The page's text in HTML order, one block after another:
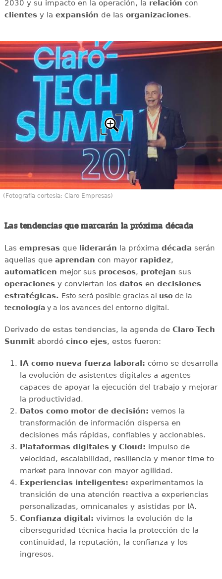
2030 y su impacto en la operación, la relación con
clientesy la expansión de las organizaciones.
(Fotografía cortesía: Claro Empresas)
Las tendencias que marcarán la próxima década
Las empresasqueliderarán la próxima década serán
aquellas queaprendan con mayor rapidez,
automaticen mejor sus procesos, protejan sus
operacionesy conviertan los datosen decisiones
estratégicas. Esto será posible gracias al uso de la
tecnologíay a los avances del entorno digital.
Derivado de estas tendencias, la agenda de Claro Tech
Sunmitabordó cinco ejes, estos fueron:
IA como nueva fuerza laboral: cómo se desarrolla
la evolución de asistentes digitales a agentes
capaces de apoyar la ejecución del trabajo y mejorar
la productividad.
Datos como motor de decisión: vemos la
transformación de información dispersa en
decisiones más rápidas, confiables y accionables.
Plataformas digitales y Cloud: impulso de
velocidad, escalabilidad, resiliencia y menor time-to-
market para innovar con mayor agilidad.
Experiencias inteligentes: experimentamos la
transición de una atención reactiva a experiencias
personalizadas, omnicanales y asistidas por IA.
Confianza digital: vivimos la evolución de la
ciberseguridad técnica hacia la protección de la
continuidad, la reputación, la confianza y los
ingresos.